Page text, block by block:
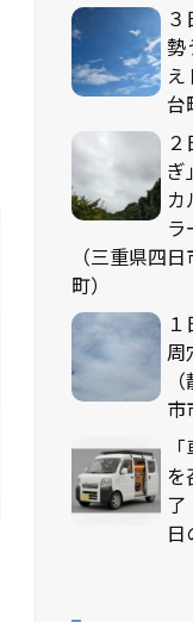
勢
え
台
ぎ
カ
ラ
（三重県四
町）
周
市
を
日